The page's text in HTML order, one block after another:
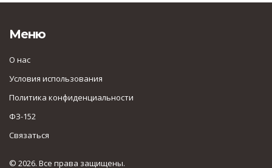
Меню
О нас
Условия использования
Политика конфиденциальности
ФЗ-152
Связаться
© 2026. Все права защищены.